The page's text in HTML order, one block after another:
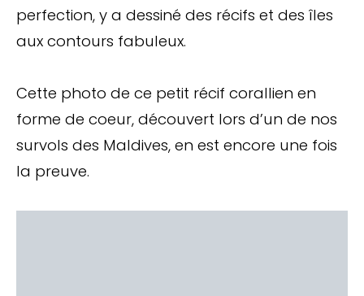
perfection, y a dessiné des récifs et des îles
aux contours fabuleux.
Cette photo de ce petit récif corallien en
forme de coeur, découvert lors d’un de nos
survols des Maldives, en est encore une fois
la preuve.